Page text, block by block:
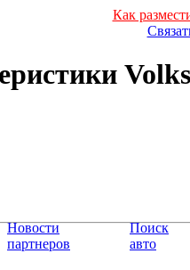
Как
Новости
партнеров
Поиск
авто